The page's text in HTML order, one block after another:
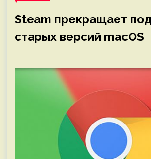
Steam прекращает
старых версий macOS